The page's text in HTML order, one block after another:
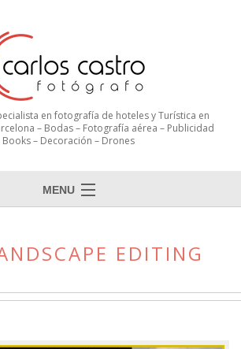
en fotografía de hoteles y Turística en
– Bodas – Fotografía aérea – Publicidad
Books – Decoración – Drones
MENU
EDITING